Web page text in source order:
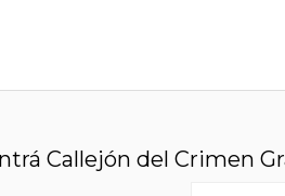
Callejón del Crimen